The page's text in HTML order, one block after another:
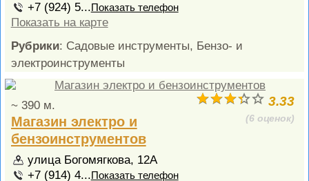
+7 (924) 5...Показать телефон
Показать на карте
Рубрики: Садовые инструменты, Бензо- и
электроинструменты
3.33
(6 оценок)
~ 390 м.
Магазин электро и
бензоинструментов
улица Богомягкова, 12А
+7 (914) 4...Показать телефон